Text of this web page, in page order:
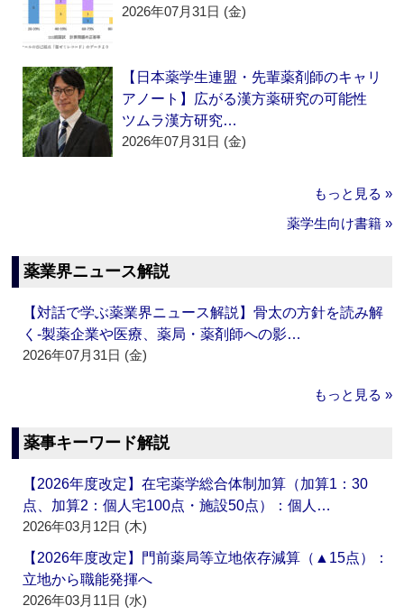
2026年07月31日 (金)
【日本薬学生連盟・先輩薬剤師のキャリ
アノート】広がる漢方薬研究の可能性
ツムラ漢方研究…
2026年07月31日 (金)
もっと見る »
薬学生向け書籍 »
薬業界ニュース解説
【対話で学ぶ薬業界ニュース解説】骨太の方針を読み解
く‐製薬企業や医療、薬局・薬剤師への影…
2026年07月31日 (金)
もっと見る »
薬事キーワード解説
【2026年度改定】在宅薬学総合体制加算（加算1：30
点、加算2：個人宅100点・施設50点）：個人…
2026年03月12日 (木)
【2026年度改定】門前薬局等立地依存減算（▲15点）：
立地から職能発揮へ
2026年03月11日 (水)